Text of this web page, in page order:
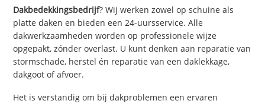
Dakbedekkingsbedrijf? Wij werken zowel op schuine als
platte daken en bieden een 24-uursservice. Alle
dakwerkzaamheden worden op professionele wijze
opgepakt, zónder overlast. U kunt denken aan reparatie van
stormschade, herstel én reparatie van een daklekkage,
dakgoot of afvoer.
Het is verstandig om bij dakproblemen een ervaren